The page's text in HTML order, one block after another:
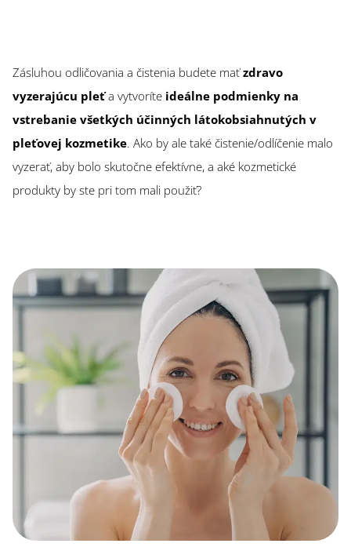
Zásluhou odličovania a čistenia budete maťzdravo
vyzerajúcu pleťa vytvoríte ideálne podmienky na
vstrebanie všetkých účinných látokobsiahnutých v
pleťovej kozmetike. Ako by ale také čistenie/odlíčenie malo
vyzerať, aby bolo skutočne efektívne, a aké kozmetické
produkty by ste pri tom mali použiť?